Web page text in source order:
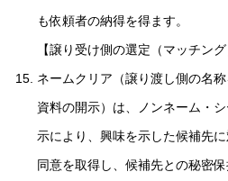
も依頼者の納得を得ます。
【譲り受け側の選定（マッチング
ネームクリア（譲り渡し側の名
資料の開示）は、ノンネーム・
示により、興味を示した候補先
同意を取得し、候補先との秘密